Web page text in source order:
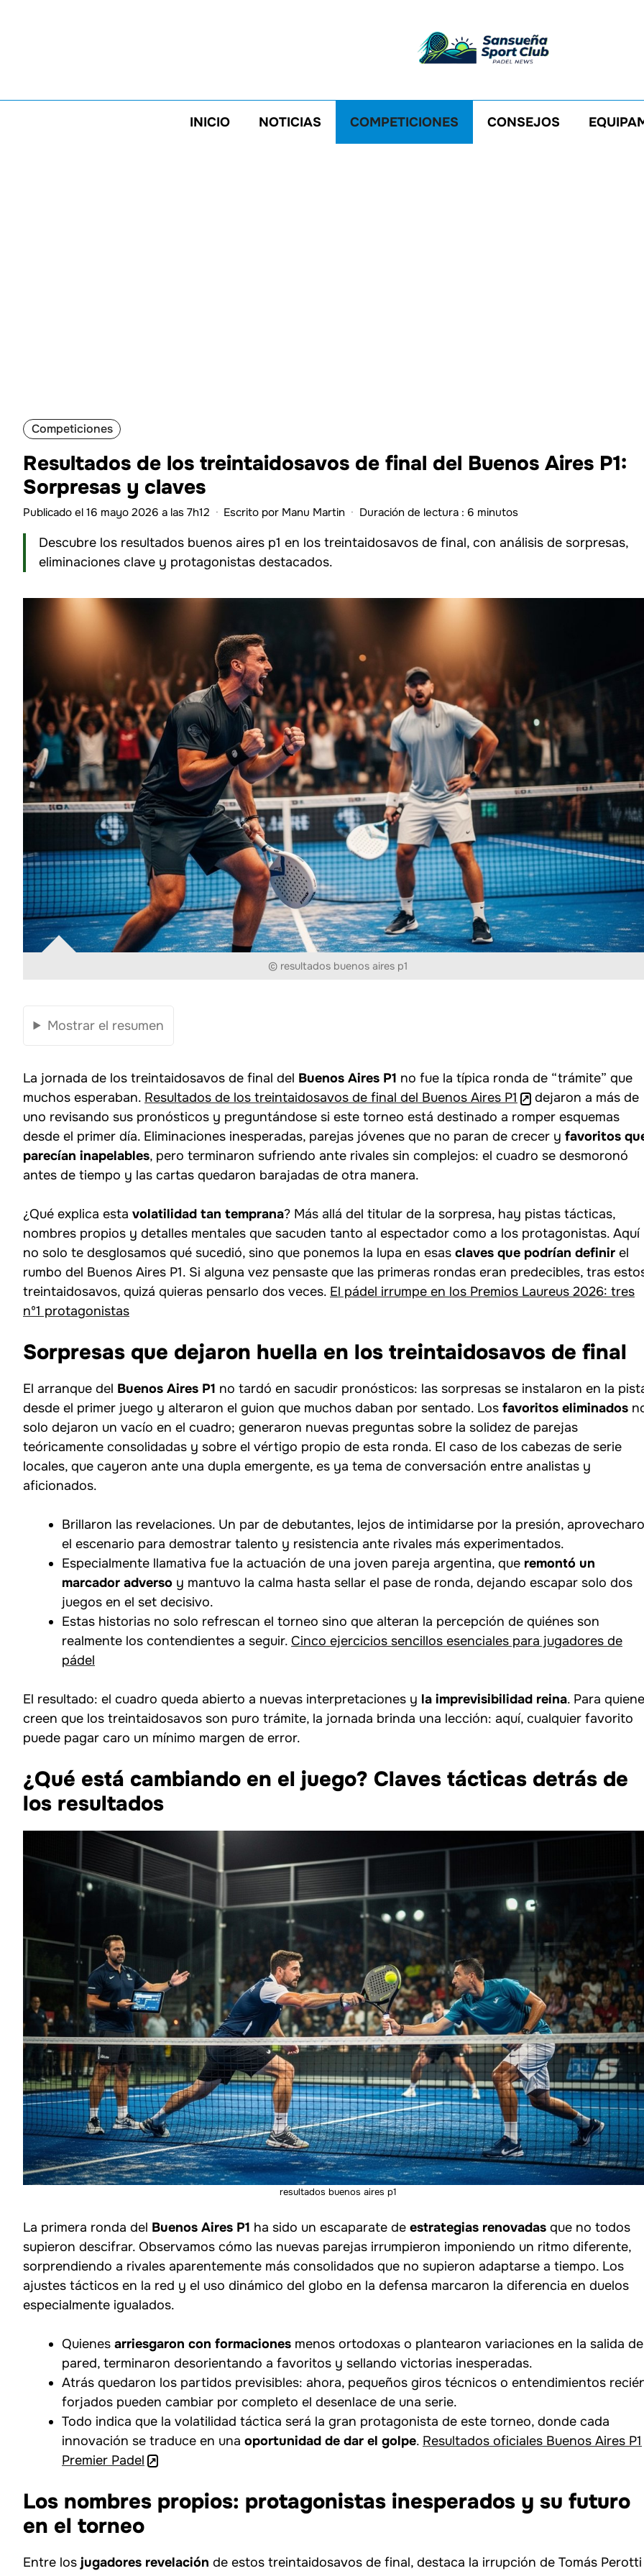
INICIO NOTICIAS COMPETICIONES CONSEJOS
Competiciones
Resultados de los treintaidosavos de final del Buenos Aires P1:
Sorpresas y claves
Publicado el 16 mayo 2026 a las 7h12 · Escrito por Manu Martin · Duración de lectura : 6 minutos
Descubre los resultados buenos aires p1 en los treintaidosavos de final, con análisis de sorpresas,
eliminaciones clave y protagonistas destacados.
© resultados buenos aires p1
Mostrar el resumen
La jornada de los treintaidosavos de final del Buenos Aires P1 no fue la típica ronda de “trámite” que
muchos esperaban. Resultados de los treintaidosavos de final del Buenos Aires P1
dejaron a más de
uno revisando sus pronósticos y preguntándose si este torneo está destinado a romper esquemas
desde el primer día. Eliminaciones inesperadas, parejas jóvenes que no paran de crecer y favoritos
parecían inapelables, pero terminaron sufriendo ante rivales sin complejos: el cuadro se desmoronó
antes de tiempo y las cartas quedaron barajadas de otra manera.
¿Qué explica esta volatilidad tan temprana? Más allá del titular de la sorpresa, hay pistas tácticas,
nombres propios y detalles mentales que sacuden tanto al espectador como a los protagonistas. Aquí
no solo te desglosamos qué sucedió, sino que ponemos la lupa en esas claves que podrían definir el
rumbo del Buenos Aires P1. Si alguna vez pensaste que las primeras rondas eran predecibles, tras
treintaidosavos, quizá quieras pensarlo dos veces. El pádel irrumpe en los Premios Laureus 2026: tres
nº1 protagonistas
Sorpresas que dejaron huella en los treintaidosavos de final
El arranque del Buenos Aires P1 no tardó en sacudir pronósticos: las sorpresas se instalaron en la
desde el primer juego y alteraron el guion que muchos daban por sentado. Los favoritos eliminados
solo dejaron un vacío en el cuadro; generaron nuevas preguntas sobre la solidez de parejas
teóricamente consolidadas y sobre el vértigo propio de esta ronda. El caso de los cabezas de serie
locales, que cayeron ante una dupla emergente, es ya tema de conversación entre analistas y
aficionados.
Brillaron las revelaciones. Un par de debutantes, lejos de intimidarse por la presión,
el escenario para demostrar talento y resistencia ante rivales más experimentados.
Especialmente llamativa fue la actuación de una joven pareja argentina, que remontó un
marcador adverso y mantuvo la calma hasta sellar el pase de ronda, dejando escapar solo dos
juegos en el set decisivo.
Estas historias no solo refrescan el torneo sino que alteran la percepción de quiénes son
realmente los contendientes a seguir. Cinco ejercicios sencillos esenciales para jugadores de
pádel
El resultado: el cuadro queda abierto a nuevas interpretaciones y la imprevisibilidad reina. Para
creen que los treintaidosavos son puro trámite, la jornada brinda una lección: aquí, cualquier favorito
puede pagar caro un mínimo margen de error.
¿Qué está cambiando en el juego? Claves tácticas detrás de
los resultados
resultados buenos aires p1
La primera ronda del Buenos Aires P1 ha sido un escaparate de estrategias renovadas que no todos
supieron descifrar. Observamos cómo las nuevas parejas irrumpieron imponiendo un ritmo diferente,
sorprendiendo a rivales aparentemente más consolidados que no supieron adaptarse a tiempo. Los
ajustes tácticos en la red y el uso dinámico del globo en la defensa marcaron la diferencia en duelos
especialmente igualados.
Quienes arriesgaron con formaciones menos ortodoxas o plantearon variaciones en la salida de
pared, terminaron desorientando a favoritos y sellando victorias inesperadas.
Atrás quedaron los partidos previsibles: ahora, pequeños giros técnicos o entendimientos
forjados pueden cambiar por completo el desenlace de una serie.
Todo indica que la volatilidad táctica será la gran protagonista de este torneo, donde cada
innovación se traduce en una oportunidad de dar el golpe. Resultados oficiales Buenos Aires P1
Premier Padel
Los nombres propios: protagonistas inesperados y su futuro
en el torneo
Entre los jugadores revelación de estos treintaidosavos de final, destaca la irrupción de Tomás Perotti